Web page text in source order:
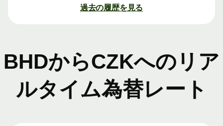
過去の履歴を見る
BHDからCZKへのリア
ルタイム為替レート